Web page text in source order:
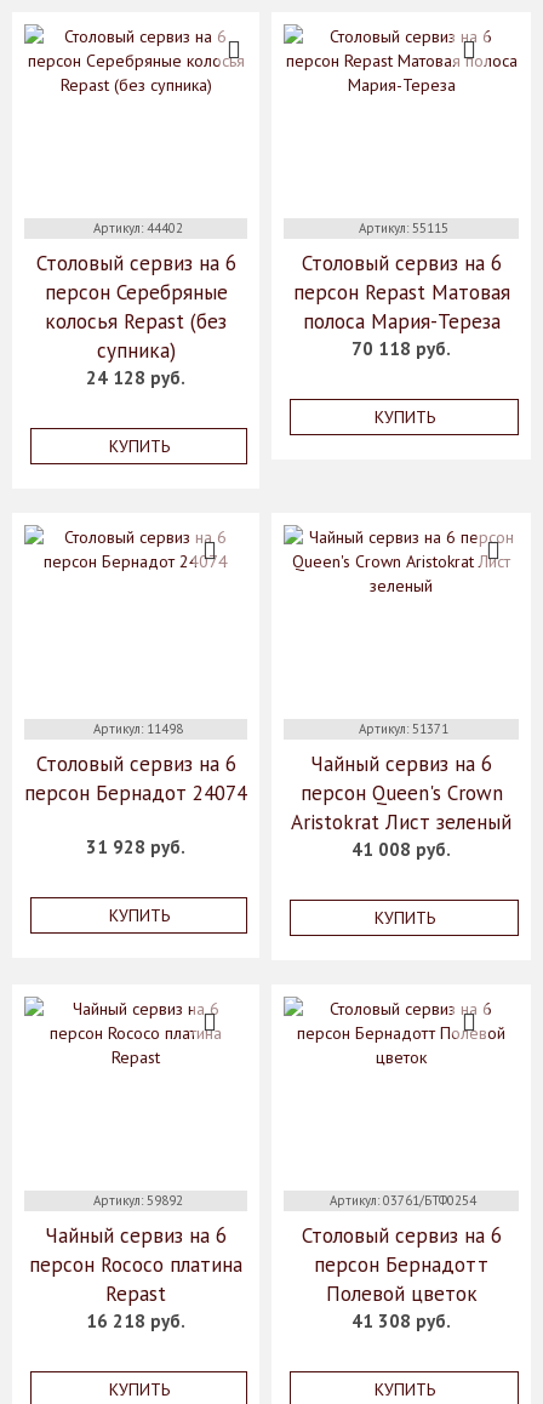
Артикул: 44402
Столовый сервиз на 6
персон Серебряные
колосья Repast (без
супника)
24 128 руб.
КУПИТЬ
Артикул: 55115
Столовый сервиз на 6
персон Repast Матовая
полоса Мария-Тереза
70 118 руб.
КУПИТЬ
Артикул: 11498
Столовый сервиз на 6
персон Бернадот 24074
31 928 руб.
КУПИТЬ
Артикул: 51371
Чайный сервиз на 6
персон Queen's Crown
Aristokrat Лист зеленый
41 008 руб.
КУПИТЬ
Артикул: 59892
Чайный сервиз на 6
персон Rococo платина
Repast
16 218 руб.
КУПИТЬ
Артикул: 03761/БТФ0254
Столовый сервиз на 6
персон Бернадотт
Полевой цветок
41 308 руб.
КУПИТЬ